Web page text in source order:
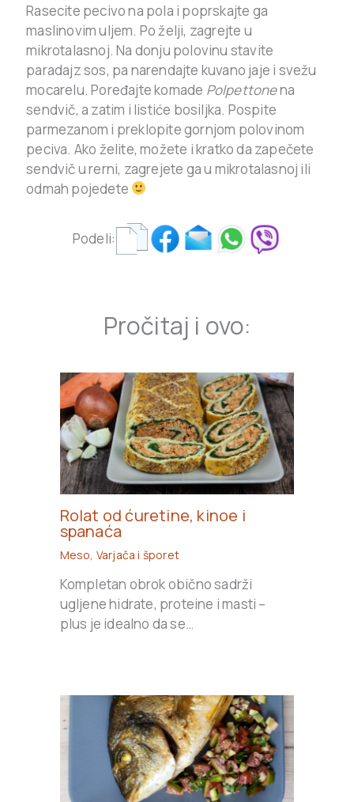
Rasecite pecivo na pola i poprskajte ga
maslinovim uljem. Po želji, zagrejte u
mikrotalasnoj. Na donju polovinu stavite
paradajz sos, pa narendajte kuvano jaje i svežu
mocarelu. Poređajte komade Polpettonena
sendvič, a zatim i listiće bosiljka. Pospite
parmezanom i preklopite gornjom polovinom
peciva. Ako želite, možete i kratko da zapečete
sendvič u rerni, zagrejete ga u mikrotalasnoj ili
odmah pojedete
Podeli:
Pročitaj i ovo:
Rolat od ćuretine, kinoe i
spanaća
Meso, Varjača i šporet
Kompletan obrok obično sadrži
ugljene hidrate, proteine i masti –
plus je idealno da se…